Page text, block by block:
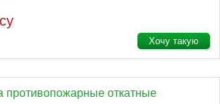
Хочу такую
противопожарные откатные